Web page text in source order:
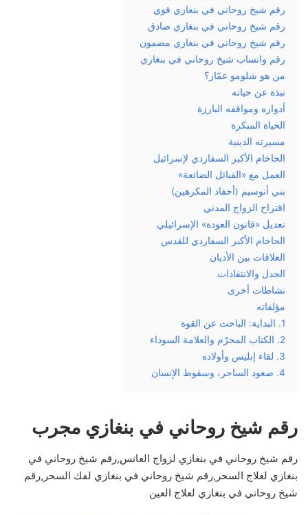
رقم شيخ روحاني في بنغازي قوي
رقم شيخ روحاني في بنغازي صادق
رقم شيخ روحاني في بنغازي مضمون
رقم واتساب شيخ روحاني في بنغازي
من هو شلومو عمّار؟
نبذة عن حياته
أدواره ومواقفه البارزة
الحياة المبكرة
مسيرته الدينية
الحاخام الأكبر السفاردي لإسرائيل
العمل مع «القبائل الضائعة»
بني أنوسيم (أحفاد المكرهين)
اقتراح الزواج المدني
تعديل «قانون العودة» الإسرائيلي
الحاخام الأكبر السفاردي للقدس
العلاقات بين الأديان
الجدل والانتقادات
نشاطات أخرى
مؤلفاته
1. البداية: الباحث عن القوة
2. الكتاب المحرّم والعلامة السوداء
3. لقاء إبليس وأولاده
4. صعود الساحر، وسقوط الإنسان
رقم شيخ روحاني في بنغازي مجرب
رقم شيخ روحاني في بنغازي لزواج العانس,رقم شيخ روحاني في
بنغازي لعلاج السحر,رقم شيخ روحاني في بنغازي لفك السحر,رقم
شيخ روحاني في بنغازي لعلاج العين